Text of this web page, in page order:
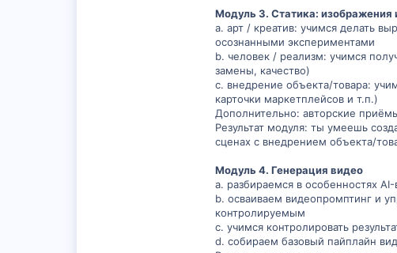
Модуль 3. Статика: изображения
a. арт / креатив: учимся делать
осознанными экспериментами
b. человек / реализм: учимся
замены, качество)
c. внедрение объекта/товара:
карточки маркетплейсов и т.п.)
Дополнительно: авторские
Результат модуля: ты умеешь
сценах с внедрением объекта/
Модуль 4. Генерация видео
a. разбираемся в особенностях
b. осваиваем видеопромптинг и
контролируемым
c. учимся контролировать
d. собираем базовый пайплайн